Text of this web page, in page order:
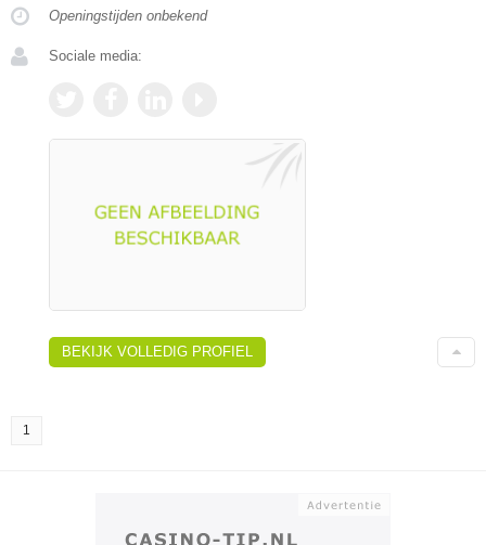
Openingstijden onbekend
Sociale media:
BEKIJK VOLLEDIG PROFIEL
1